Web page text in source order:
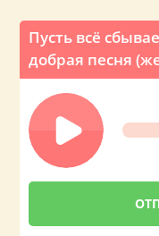
Пусть всё
добрая песня